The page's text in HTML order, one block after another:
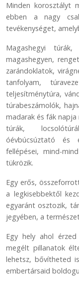
Minden korosztályt
ebben a nagy
tevékenységet,
Magashegyi
magashegyen,
zarándoklatok,
tanfolyam,
teljesítménytúra,
túrabeszámolók,
madarak és fák
túrák,
óévbúcsúztató és
fellépései, mind-
tükrözik.
Egy erős,
a legkisebbektől
egyaránt osztozik,
jegyében, a
Egy hely ahol
megélt pillanatok
lehetsz, bővítheted
embertársaid